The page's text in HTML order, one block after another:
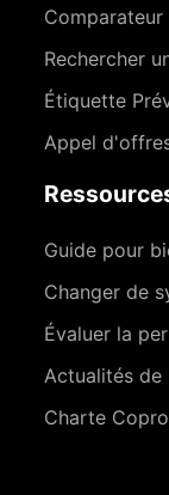
Rechercher
Étiquette
Appel
Guide pour
Changer de
Évaluer la
Actualités
Charte